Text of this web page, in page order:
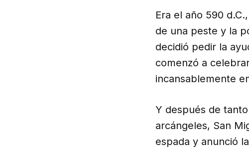
Era el año 590
de una peste y la
decidió pedir la
comenzó a
incansablemente
Y después de
arcángeles, San
espada y anunció